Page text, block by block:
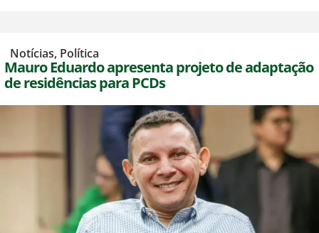
Notícias, Política
Mauro Eduardo apresenta projeto de adaptação
de residências para PCDs